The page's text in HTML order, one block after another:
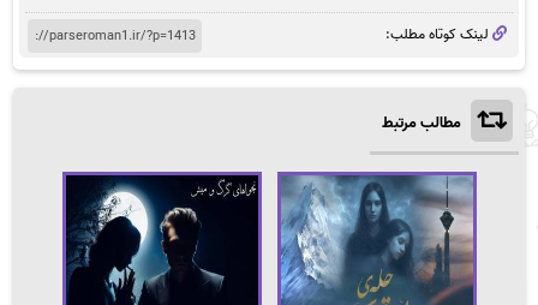
لینک کوتاه مطلب:
مطالب مرتبط